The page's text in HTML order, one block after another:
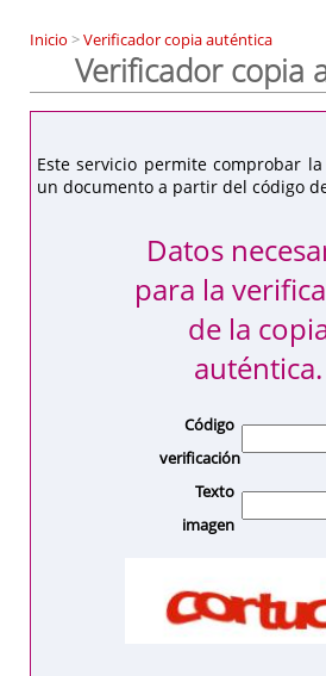
Inicio >Verificador copia auténtica
Verificador copia
Este servicio permite comprobar
un documento a partir del código
Datos
para la
de la
auténtica.
Código
verificación
Texto
imagen